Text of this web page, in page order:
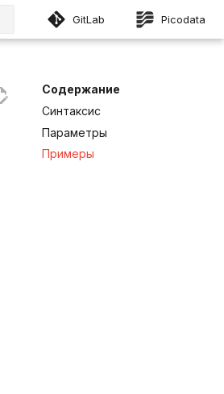
GitLab Picodata
Содержание
Синтаксис
Параметры
Примеры